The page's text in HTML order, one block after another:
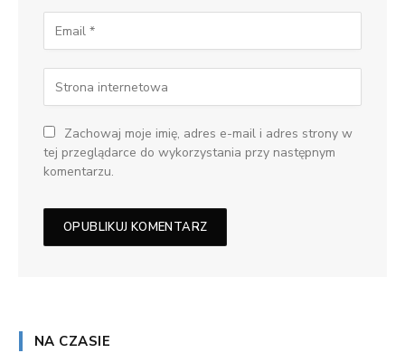
Zachowaj moje imię, adres e-mail i adres strony w
tej przeglądarce do wykorzystania przy następnym
komentarzu.
NA CZASIE